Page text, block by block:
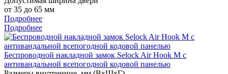
от 35 до 65 мм
Подробнее
Подробнее
Беспроводной накладной замок Selock Air Hook M с
антивандальной всепогодной кодовой панелью